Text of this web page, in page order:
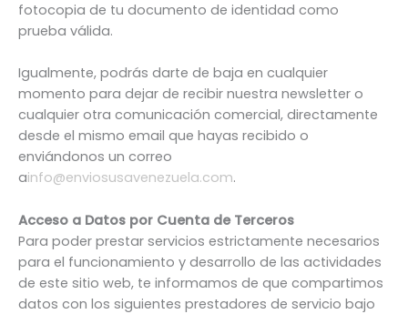
fotocopia de tu documento de identidad como
prueba válida.
Igualmente, podrás darte de baja en cualquier
momento para dejar de recibir nuestra newsletter o
cualquier otra comunicación comercial, directamente
desde el mismo email que hayas recibido o
enviándonos un correo
ainfo@enviosusavenezuela.com.
Acceso a Datos por Cuenta de Terceros
Para poder prestar servicios estrictamente necesarios
para el funcionamiento y desarrollo de las actividades
de este sitio web, te informamos de que compartimos
datos con los siguientes prestadores de servicio bajo